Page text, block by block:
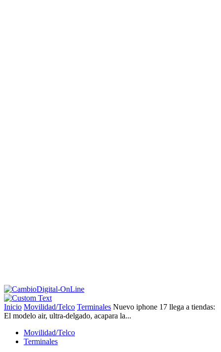
Inicio Movilidad/Telco Terminales Nuevo iphone 17 llega a tiendas:
El modelo air, ultra-delgado, acapara la...
Movilidad/Telco
Terminales